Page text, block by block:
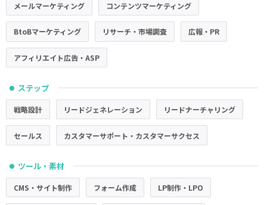
メールマーケティング コンテンツマーケティング
BtoBマーケティング リサーチ・市場調査 広報・PR
アフィリエイト広告・ASP
● ステップ
戦略設計 リードジェネレーション リードナーチャリング
セールス カスタマーサポート・カスタマーサクセス
● ツール・素材
CMS・サイト制作 フォーム作成 LP制作・LPO